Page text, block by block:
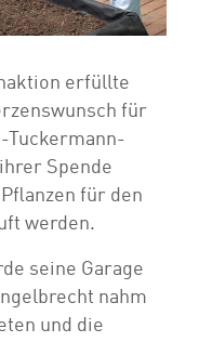
erfüllte
für
Tuckermann-
Spende
für den
werden.
seine Garage
nahm
und die